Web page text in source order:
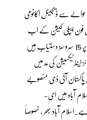
حوالے سے ڈیجیٹل اکانومی
فون ایپلی کیشن کے اب
تک 1.3 ملین ڈاؤن لوڈز ہیں جبکہ اس ایپلی کیشن پر 15 سروسز دستیاب ہیں
ٹیکسیشن کی مد میں
پاکستان آئی ڈی منصوبے
آباد میں ای-
آباد بھر ، خصوصاً